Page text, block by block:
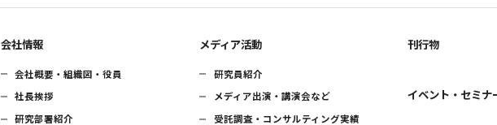
会社情報
会社概要・組織図・役員
社長挨拶
研究部署紹介
メディア活動
研究員紹介
メディア出演・講演会など
受託調査・コンサルティング実績
刊行物
イベント・セミナ